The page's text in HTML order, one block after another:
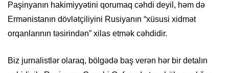
Paşinyanın hakimiyyətini qorumaq cəhdi deyil, həm də
Ermənistanın dövlətçiliyini Rusiyanın “xüsusi xidmət
orqanlarının təsirindən” xilas etmək cəhdidir.
Biz jurnalistlər olaraq, bölgədə baş verən hər bir detalın